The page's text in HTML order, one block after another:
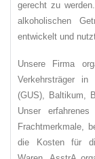
gerecht zu
alkoholischen
entwickelt und
Unsere Firma
Verkehrsträger in
(GUS), Baltikum,
Unser
Frachtmerkmale,
die Kosten für